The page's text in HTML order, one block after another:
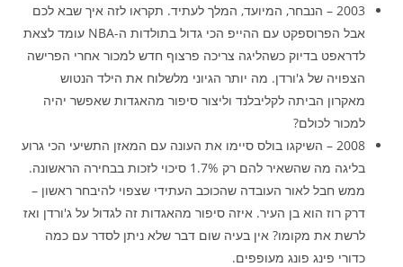
2003 – הנבחר, המיועד, המלך לעתיד. תקראו לזה איך שבא לכם
אבל הפרוספקט עם ההייפ הכי גדול בתולדות ה-NBA עומד לצאת
לדראפט בדיוק כשהליגה צריכה פרצוף חדש למכור אחרי הפרישה
הצפויה של ג'ורדן. מה יותר הגיוני מלשלוח את הילד הנטוש
מאקרון הביתה לקליבלנד וליצור סיפור מהאגדות שאפשר יהיה
למכור לכולם?
2008 – השיקגו בולס סיימו את העונה עם המאזן התשיעי הכי גרוע
בליגה מה שהשאיר להם רק 1.7% סיכוי לזכות בבחירה הראשונה.
ממש חבל לאור העובדה שהכוכב העתידי שצפוי להיבחר ראשון –
דרק רוז הוא בן העיר. איזה סיפור מהאגדות זה לגדול על ג'ורדן ואז
לרשת את מקומו? אין בעיה שום דבר שלא ניתן לסדר עם כמה
כדורי פינג פונג מעופפים.